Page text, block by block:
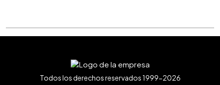
Todos los derechos reservados 1999-2026